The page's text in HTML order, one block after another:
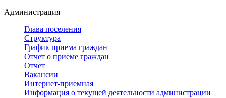
Администрация
Глава поселения
Структура
График приема граждан
Отчет о приеме граждан
Отчет
Вакансии
Интернет-приемная
Информация о текущей деятельности администрации